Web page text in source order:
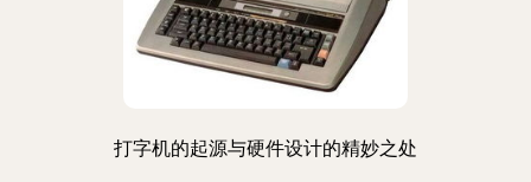
打字机的起源与硬件设计的精妙之处